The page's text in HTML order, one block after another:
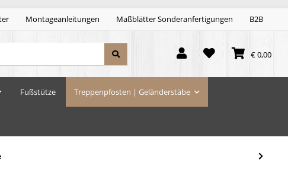
Montageanleitungen Maßblätter Sonderanfertigungen B2B
€ 0,00
Fußstütze Treppenpfosten | Geländerstäbe